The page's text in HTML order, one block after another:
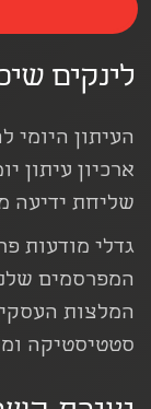
לינקים
העיתון היומי
ארכיון עיתון
שליחת ידיעה
גדלי מודעות
המפרסמים
המלצות
סטטיסטיקה